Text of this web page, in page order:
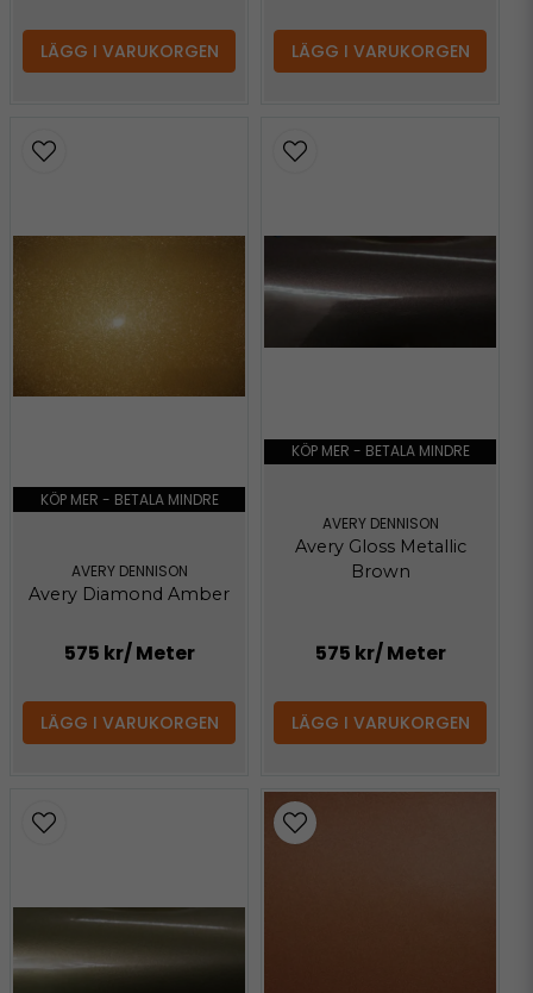
LÄGG I VARUKORGEN LÄGG I VARUKORGEN
KÖP MER - BETALA MINDRE
AVERY DENNISON
Avery Diamond Amber
575 kr/ Meter
LÄGG I VARUKORGEN
KÖP MER - BETALA MINDRE
AVERY DENNISON
Avery Gloss Metallic
Brown
575 kr/ Meter
LÄGG I VARUKORGEN